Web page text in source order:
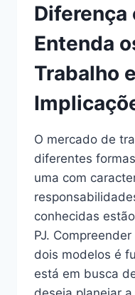
Diferença
Entenda
Trabalho
O mercado de
diferentes
uma com
conhecidas
PJ.
dois modelos é
está em busca